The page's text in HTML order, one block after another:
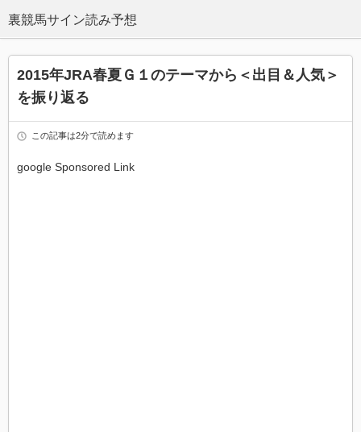
2015年JRA春夏Ｇ１のテーマから＜出目＆人気＞
を振り返る
この記事は2分で読めます
google Sponsored Link